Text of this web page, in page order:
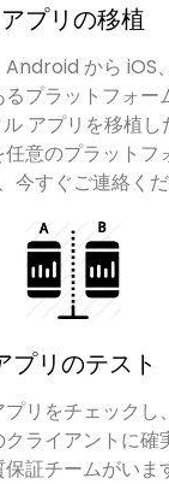
アプリの移植
から iOS
るプラットフォー
アプリを移植
意のプラットフ
今すぐご連絡くだ
プリのテスト
リをチェックし
ライアントに確
証チームがいま